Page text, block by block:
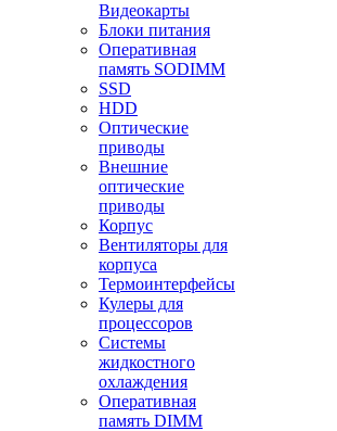
Видеокарты
Блоки питания
Оперативная
память SODIMM
SSD
HDD
Оптические
приводы
Внешние
оптические
приводы
Корпус
Вентиляторы для
корпуса
Термоинтерфейсы
Кулеры для
процессоров
Системы
жидкостного
охлаждения
Оперативная
память DIMM